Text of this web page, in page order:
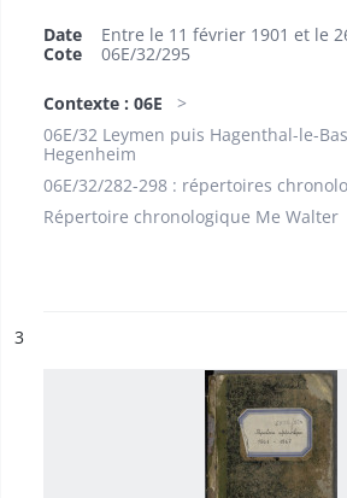
Date
Entre le 11 février 1901 et le
Cote
06E/32/295
Contexte : 06E
06E/32 Leymen puis Hagenthal-le-
Hegenheim
06E/32/282-298 : répertoires
Répertoire chronologique Me Walter
n°
3